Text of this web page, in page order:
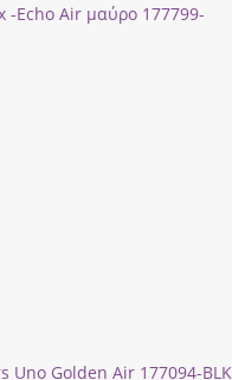
-Echo Air μαύρο 177799-
Uno Golden Air 177094-ΒLΚ